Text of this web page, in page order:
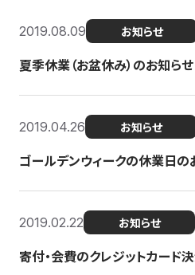
2019.08.09 お知らせ
夏季休業（お盆休み）のお知らせ
2019.04.26 お知らせ
ゴールデンウィークの休業日の
2019.02.22 お知らせ
寄付・会費のクレジットカード